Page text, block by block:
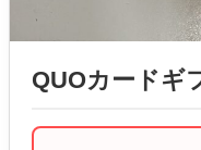
QUOカードギ